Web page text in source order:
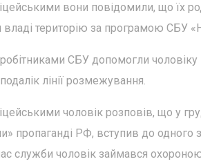
вони повідомили, що їх
владі територію за програмою СБУ
СБУ допомогли чоловіку
лінії розмежування.
чоловік розповів, що у
пропаганді РФ, вступив до одного з
служби чоловік займався